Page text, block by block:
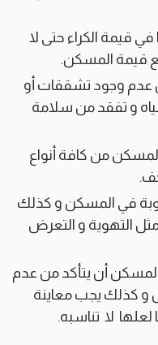
قيمة الكراء حتى لا
قيمة المسكن.
عدم وجود تشققات أو
و تفقد من سلامة
من كافة أنواع
في المسكن و كذلك
التهوية و التعرض
أن يتأكد من عدم
و كذلك يجب معاينة
لا تناسبه.